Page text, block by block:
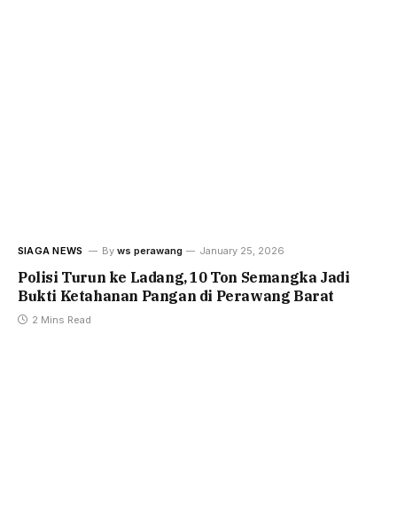
SIAGA NEWS By ws perawang January 25, 2026
Polisi Turun ke Ladang, 10 Ton Semangka Jadi
Bukti Ketahanan Pangan di Perawang Barat
2 Mins Read